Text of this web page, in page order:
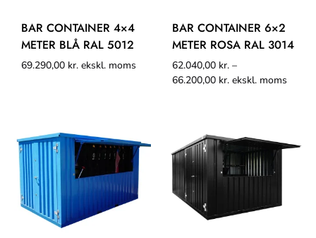
BAR CONTAINER 4×4
METER BLÅ RAL 5012
69.290,00 kr. ekskl. moms
BAR CONTAINER 6×2
METER ROSA RAL 3014
62.040,00 kr. –
66.200,00 kr. ekskl. moms